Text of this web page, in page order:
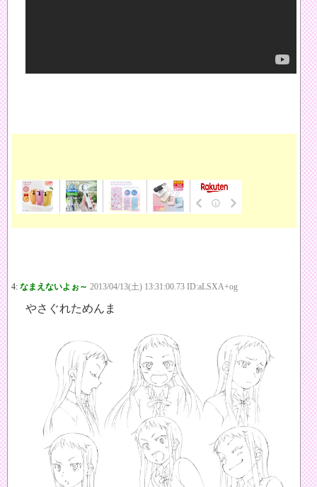
4: なまえないよぉ～ 2013/04/13(土) 13:31:00.73 ID:aLSXA+og
やさぐれためんま